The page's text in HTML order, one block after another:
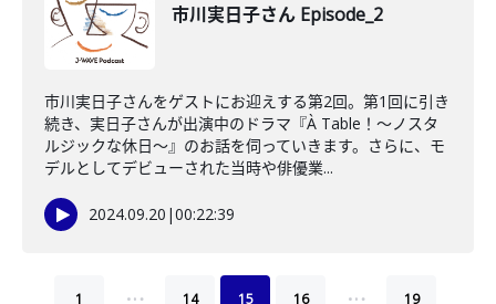
市川実日子さん Episode_2
市川実日子さんをゲストにお迎えする第2回。第1回に引き
続き、実日子さんが出演中のドラマ『À Table！〜ノスタ
ルジックな休日〜』のお話を伺っていきます。さらに、モ
デルとしてデビューされた当時や俳優業...
2024.09.20 |00:22:39
1 … 14 15 16 … 19